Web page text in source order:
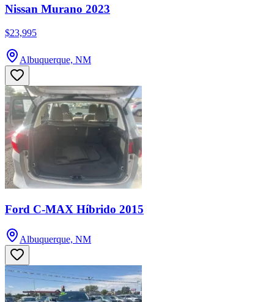
Nissan Murano 2023
$23,995
Albuquerque, NM
Ford C-MAX Híbrido 2015
Albuquerque, NM